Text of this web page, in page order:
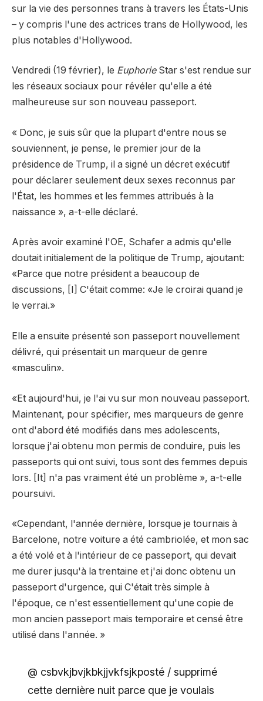
sur la vie des personnes trans à travers les États-Unis
– y compris l'une des actrices trans de Hollywood, les
plus notables d'Hollywood.
Vendredi (19 février), le EuphorieStar s'est rendue sur
les réseaux sociaux pour révéler qu'elle a été
malheureuse sur son nouveau passeport.
« Donc, je suis sûr que la plupart d'entre nous se
souviennent, je pense, le premier jour de la
présidence de Trump, il a signé un décret exécutif
pour déclarer seulement deux sexes reconnus par
l'État, les hommes et les femmes attribués à la
naissance », a-t-elle déclaré.
Après avoir examiné l'OE, Schafer a admis qu'elle
doutait initialement de la politique de Trump, ajoutant:
«Parce que notre président a beaucoup de
discussions, [I] C'était comme: «Je le croirai quand je
le verrai.»
Elle a ensuite présenté son passeport nouvellement
délivré, qui présentait un marqueur de genre
«masculin».
«Et aujourd'hui, je l'ai vu sur mon nouveau passeport.
Maintenant, pour spécifier, mes marqueurs de genre
ont d'abord été modifiés dans mes adolescents,
lorsque j'ai obtenu mon permis de conduire, puis les
passeports qui ont suivi, tous sont des femmes depuis
lors. [It] n'a pas vraiment été un problème », a-t-elle
poursuivi.
«Cependant, l'année dernière, lorsque je tournais à
Barcelone, notre voiture a été cambriolée, et mon sac
a été volé et à l'intérieur de ce passeport, qui devait
me durer jusqu'à la trentaine et j'ai donc obtenu un
passeport d'urgence, qui C'était très simple à
l'époque, ce n'est essentiellement qu'une copie de
mon ancien passeport mais temporaire et censé être
utilisé dans l'année. »
@ csbvkjbvjkbkjjvkfsjkposté / supprimé
cette dernière nuit parce que je voulais